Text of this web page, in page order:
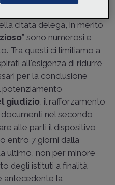
citata delega, in merito
” sono numerosi e
Tra questi ci limitiamo a
all'esigenza di ridurre
per la conclusione
potenziamento
giudizio , il rafforzamento
nel secondo
alle parti il dispositivo
entro 7 giorni dalla
ultimo, non per minore
degli istituti a finalità
antecedente la